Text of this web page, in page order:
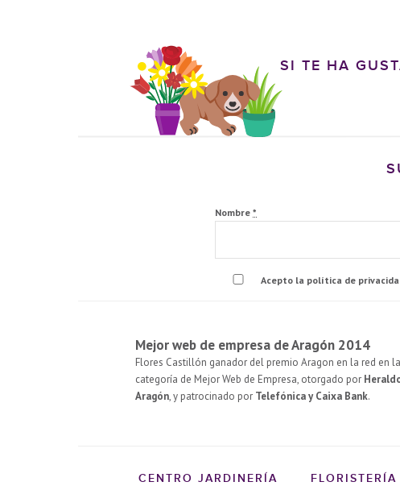
SI TE HA
Nombre *
Acepto la política de
Mejor web de empresa de Aragón 2014
Flores Castillón ganador del premio Aragon en la red en la
categoría de Mejor Web de Empresa, otorgado por
Aragón, y patrocinado por Telefónica y Caixa Bank.
CENTRO JARDINERÍA